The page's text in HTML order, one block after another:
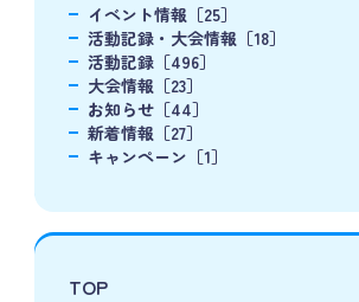
イベント情報［25］
活動記録・大会情報［18］
活動記録［496］
大会情報［23］
お知らせ［44］
新着情報［27］
キャンペーン［1］
TOP